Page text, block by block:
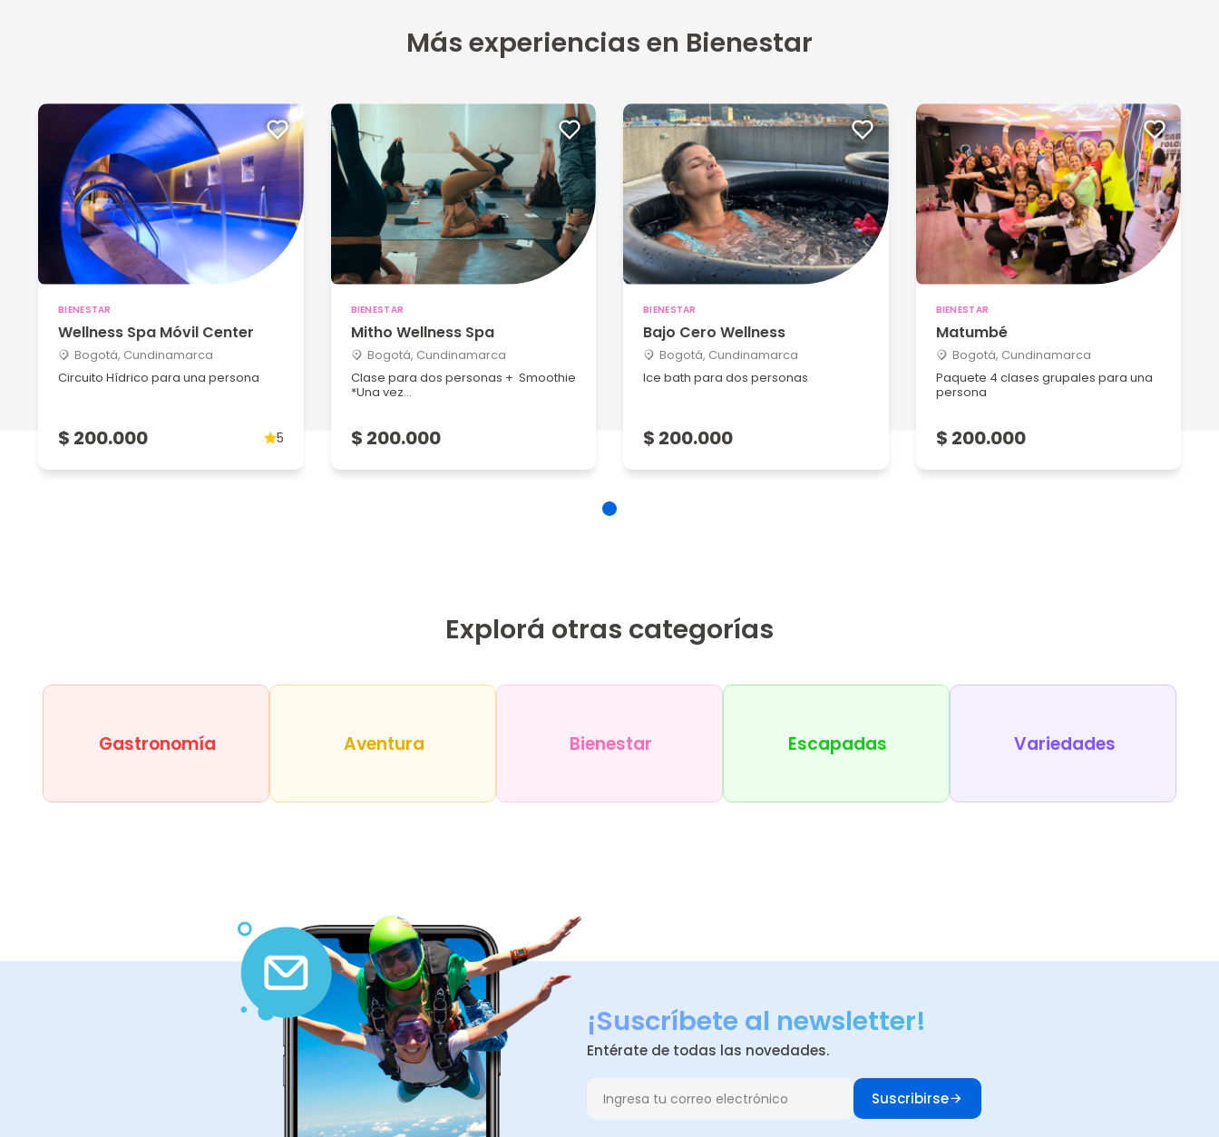
Más experiencias en Bienestar
BIENESTAR
Wellness Spa Móvil Center
Bogotá, Cundinamarca
Circuito Hídrico para una persona
$ 200.000 5
BIENESTAR
Mitho Wellness Spa
Bogotá, Cundinamarca
Clase para dos personas + Smoothie
*Una vez...
$ 200.000
BIENESTAR
Bajo Cero Wellness
Bogotá, Cundinamarca
Ice bath para dos personas
$ 200.000
BIENESTAR
Matumbé
Bogotá, Cundinamarca
Paquete 4 clases grupales para una
persona
$ 200.000
Explorá otras categorías
Gastronomía Aventura Bienestar Escapadas Variedades
¡Suscríbete al newsletter!
Entérate de todas las novedades.
Suscribirse